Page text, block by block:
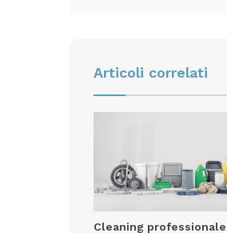
Articoli correlati
Cleaning